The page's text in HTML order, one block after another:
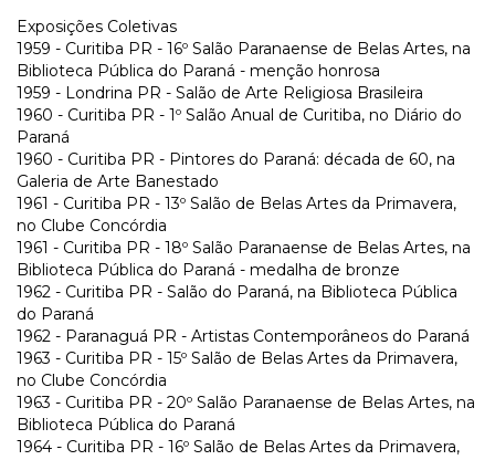
Exposições Coletivas
1959 - Curitiba PR - 16º Salão Paranaense de Belas Artes, na
Biblioteca Pública do Paraná - menção honrosa
1959 - Londrina PR - Salão de Arte Religiosa Brasileira
1960 - Curitiba PR - 1º Salão Anual de Curitiba, no Diário do
Paraná
1960 - Curitiba PR - Pintores do Paraná: década de 60, na
Galeria de Arte Banestado
1961 - Curitiba PR - 13º Salão de Belas Artes da Primavera,
no Clube Concórdia
1961 - Curitiba PR - 18º Salão Paranaense de Belas Artes, na
Biblioteca Pública do Paraná - medalha de bronze
1962 - Curitiba PR - Salão do Paraná, na Biblioteca Pública
do Paraná
1962 - Paranaguá PR - Artistas Contemporâneos do Paraná
1963 - Curitiba PR - 15º Salão de Belas Artes da Primavera,
no Clube Concórdia
1963 - Curitiba PR - 20º Salão Paranaense de Belas Artes, na
Biblioteca Pública do Paraná
1964 - Curitiba PR - 16º Salão de Belas Artes da Primavera,